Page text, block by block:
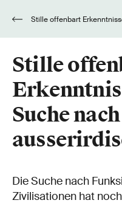
Stille
Suche nach
Die Suche nach
Zivilisationen hat